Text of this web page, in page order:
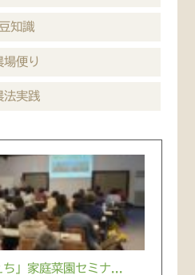
豆知識
場便り
法実践
」家庭菜園セミナ...